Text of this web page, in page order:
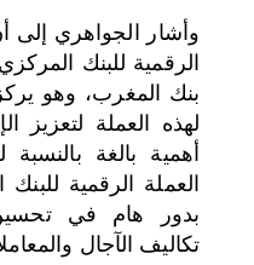
وأشار الجواهري إلى
الرقمية للبنك
بنك المغرب، وهو
لهذه العملة لتعزيز
أهمية بالغة بالنسبة
العملة الرقمية
بدور هام في
تكاليف الآجال